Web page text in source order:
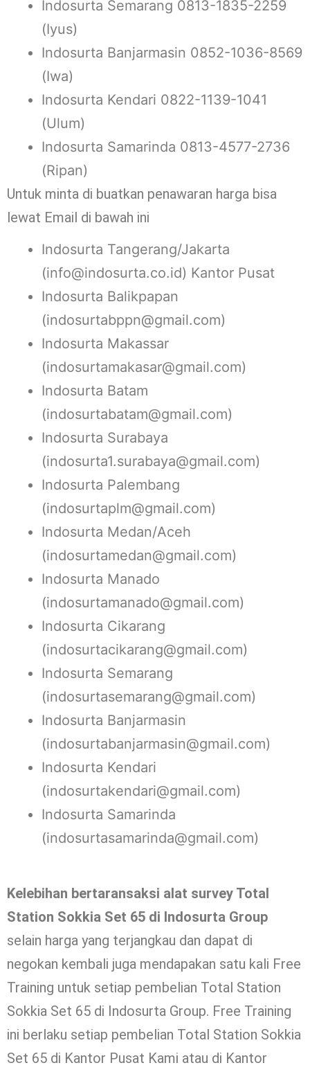
Indosurta Semarang 0813-1835-2259
(Iyus)
Indosurta Banjarmasin 0852-1036-8569
(Iwa)
Indosurta Kendari 0822-1139-1041
(Ulum)
Indosurta Samarinda 0813-4577-2736
(Ripan)
Untuk minta di buatkan penawaran harga bisa
lewat Email di bawah ini
Indosurta Tangerang/Jakarta
(info@indosurta.co.id) Kantor Pusat
Indosurta Balikpapan
(indosurtabppn@gmail.com)
Indosurta Makassar
(indosurtamakasar@gmail.com)
Indosurta Batam
(indosurtabatam@gmail.com)
Indosurta Surabaya
(indosurta1.surabaya@gmail.com)
Indosurta Palembang
(indosurtaplm@gmail.com)
Indosurta Medan/Aceh
(indosurtamedan@gmail.com)
Indosurta Manado
(indosurtamanado@gmail.com)
Indosurta Cikarang
(indosurtacikarang@gmail.com)
Indosurta Semarang
(indosurtasemarang@gmail.com)
Indosurta Banjarmasin
(indosurtabanjarmasin@gmail.com)
Indosurta Kendari
(indosurtakendari@gmail.com)
Indosurta Samarinda
(indosurtasamarinda@gmail.com)
Kelebihan bertaransaksi alat survey Total
Station Sokkia Set 65 di Indosurta Group
selain harga yang terjangkau dan dapat di
negokan kembali juga mendapakan satu kali Free
Training untuk setiap pembelian Total Station
Sokkia Set 65 di Indosurta Group. Free Training
ini berlaku setiap pembelian Total Station Sokkia
Set 65 di Kantor Pusat Kami atau di Kantor